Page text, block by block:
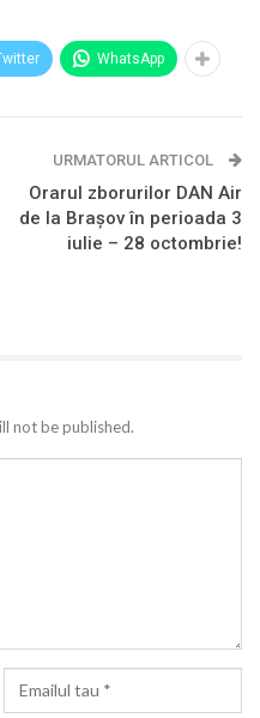
WhatsApp
URMATORUL ARTICOL
Orarul zborurilor DAN Air
de la Brașov în perioada 3
iulie – 28 octombrie!
not be published.